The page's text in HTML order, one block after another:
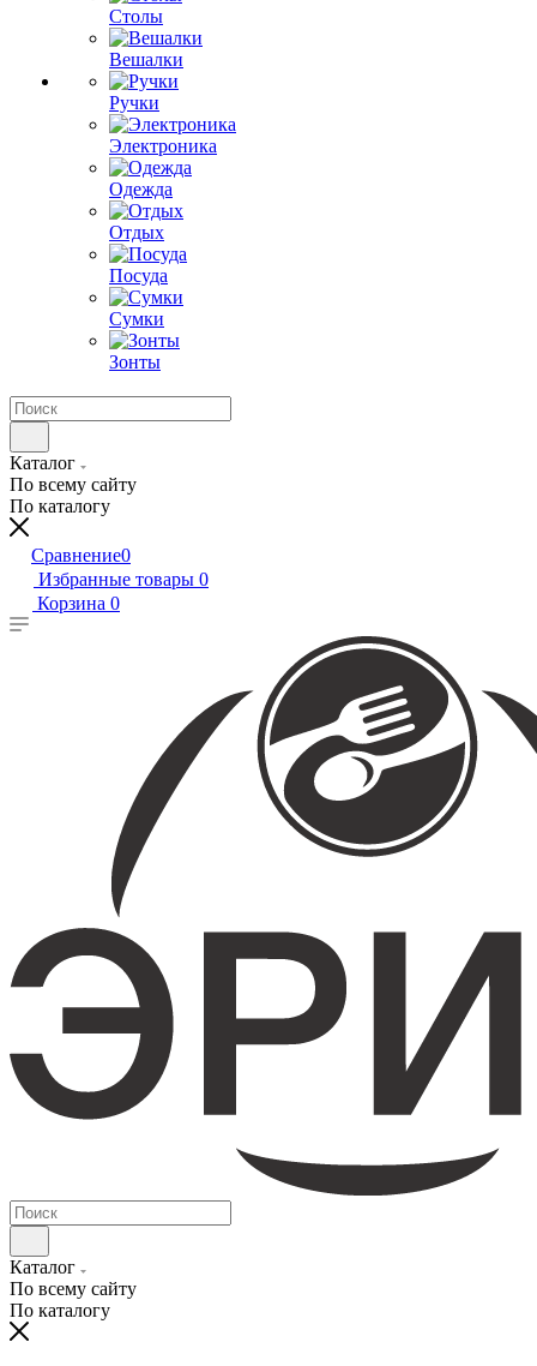
Столы
Вешалки
Ручки
Электроника
Одежда
Отдых
Посуда
Сумки
Зонты
Каталог
По всему сайту
По каталогу
Сравнение0
Избранные товары 0
Корзина 0
Каталог
По всему сайту
По каталогу